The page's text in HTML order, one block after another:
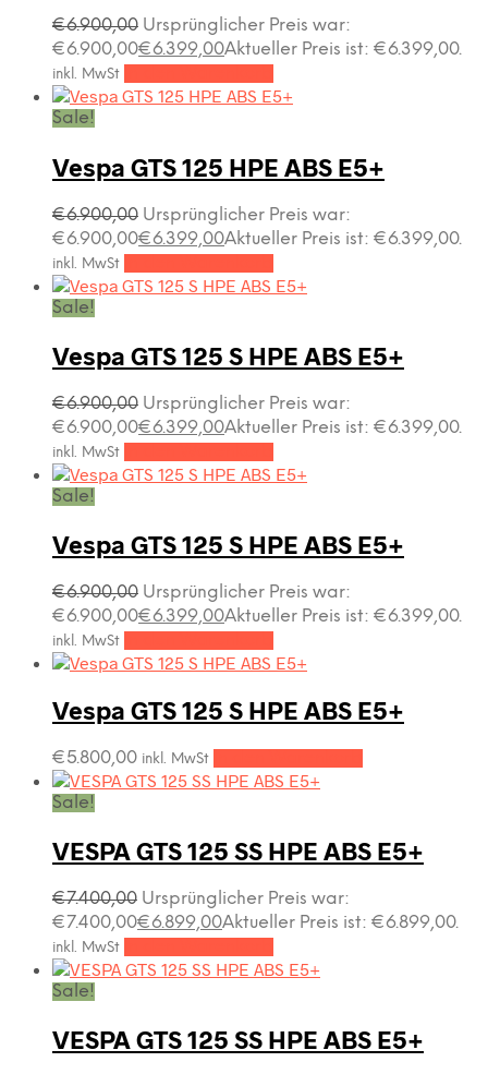
€6.900,00 Ursprünglicher Preis war:
€6.900,00€6.399,00Aktueller Preis ist: €6.399,00.
inkl. MwSt
Sale!
Vespa GTS 125 HPE ABS E5+
€6.900,00 Ursprünglicher Preis war:
€6.900,00€6.399,00Aktueller Preis ist: €6.399,00.
inkl. MwSt
Sale!
Vespa GTS 125 S HPE ABS E5+
€6.900,00 Ursprünglicher Preis war:
€6.900,00€6.399,00Aktueller Preis ist: €6.399,00.
inkl. MwSt
Sale!
Vespa GTS 125 S HPE ABS E5+
€6.900,00 Ursprünglicher Preis war:
€6.900,00€6.399,00Aktueller Preis ist: €6.399,00.
inkl. MwSt
Vespa GTS 125 S HPE ABS E5+
€5.800,00 inkl. MwSt
Sale!
VESPA GTS 125 SS HPE ABS E5+
€7.400,00 Ursprünglicher Preis war:
€7.400,00€6.899,00Aktueller Preis ist: €6.899,00.
inkl. MwSt
Sale!
VESPA GTS 125 SS HPE ABS E5+